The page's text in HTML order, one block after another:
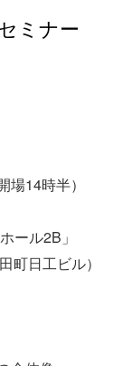
ミナー
14時半）
ール2B」
町日工ビル）